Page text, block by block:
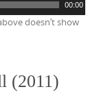
00:00
doesn’t show
(2011)